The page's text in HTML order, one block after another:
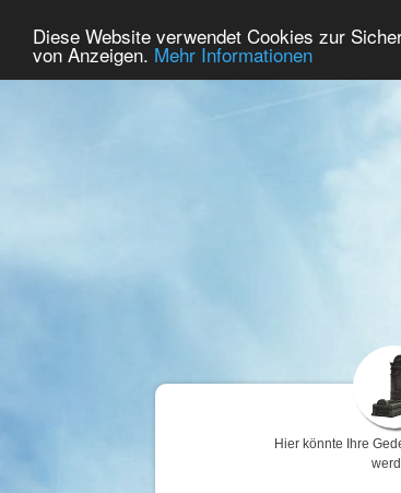
Diese Website verwendet Cookies zur
von Anzeigen. Mehr Informationen
Home Premium
Hier könnte Ihre